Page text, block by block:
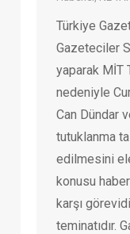
Türkiye
Gazeteciler
yaparak MİT
nedeniyle
Can Dündar
tutuklanma
edilmesini
konusu
karşı
teminatıdır.